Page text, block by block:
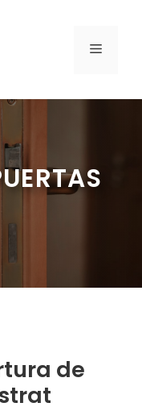
MENÚ
de